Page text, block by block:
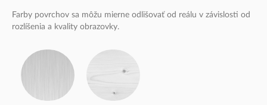
Farby povrchov sa môžu mierne odlišovať od reálu v závislosti od
rozlíšenia a kvality obrazovky.